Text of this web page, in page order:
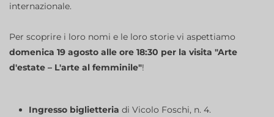
internazionale.
Per scoprire i loro nomi e le loro storie vi aspettiamo
domenica 19 agosto alle ore 18:30 per la visita "Arte
d'estate – L'arte al femminile"!
Ingresso biglietteria di Vicolo Foschi, n. 4.